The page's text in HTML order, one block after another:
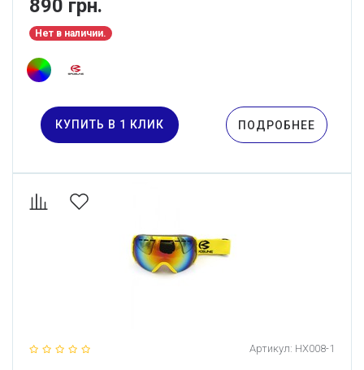
890 грн.
Нет в наличии.
КУПИТЬ В 1 КЛИК ПОДРОБНЕЕ
Артикул: HX008-1